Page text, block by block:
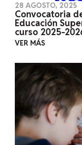
28 AGOSTO, 2025
Convocatoria
Educación
curso 2025-
VER MÁS